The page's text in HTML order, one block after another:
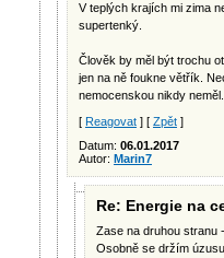
V teplých krajích mi zima
supertenký.
Člověk by měl být trochu
jen na ně foukne větřík.
nemocenskou nikdy neměl.
[ Reagovat ] [ Zpět ]
Datum: 06.01.2017
Autor: Marin7
Re: Energie na
Zase na druhou stranu
Osobně se držím